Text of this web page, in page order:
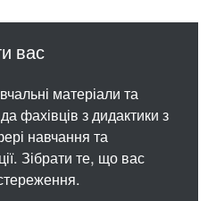
матеріали та
фахівців з дидактики з
навчання та
Зібрати те, що вас